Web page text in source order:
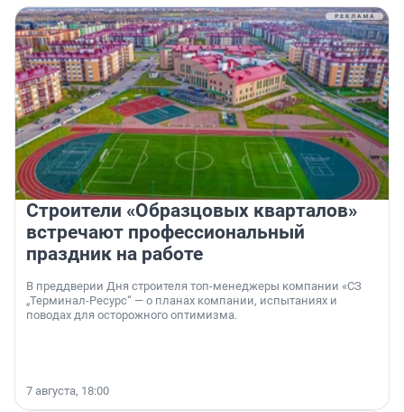
Строители «Образцовых кварталов»
встречают профессиональный
праздник на работе
В преддверии Дня строителя топ-менеджеры компании «СЗ
„Терминал-Ресурс“ — о планах компании, испытаниях и
поводах для осторожного оптимизма.
7 августа, 18:00